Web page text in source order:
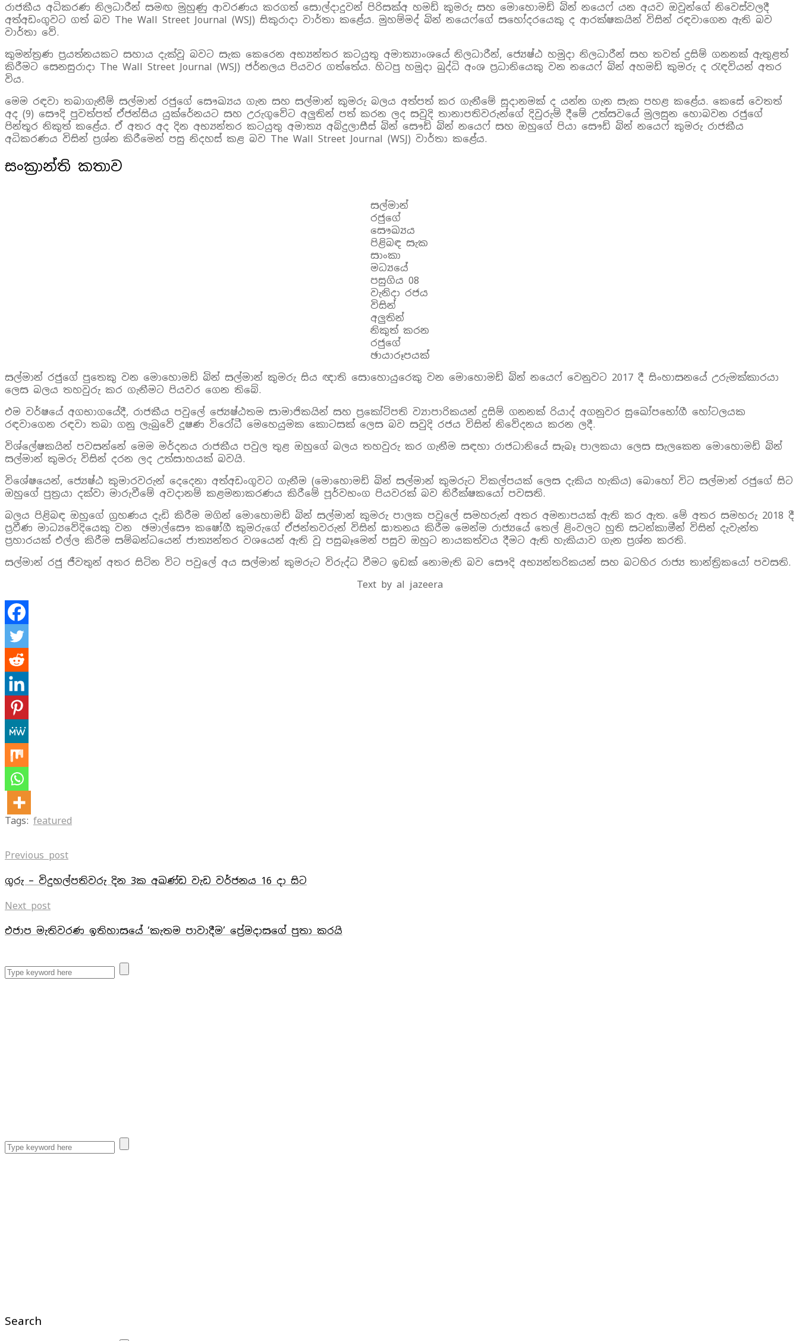
රාජකීය අධිකරණ නිලධාරීන් සමඟ මුහුණු ආවරණය කරගත් සොල්දාදුවන් පිරිසක්අ හමඩ් කුමරු සහ මොහොමඩ් බින් නයෙෆ් යන අයව ඔවුන්ගේ නිවෙස්වලදී
අත්අඩංගුවට ගත් බව The Wall Street Journal (WSJ) සිකුරාදා වාර්තා කළේය. මුහම්මද් බින් නයෙෆ්ගේ සහෝදරයෙකු ද ආරක්ෂකයින් විසින් රඳවාගෙන ඇති බව
වාර්තා වේ.
කුමන්ත්‍රණ ප්‍රයත්නයකට සහාය දැක්වූ බවට සැක කෙරෙන අභ්‍යන්තර කටයුතු අමාත්‍යාංශයේ නිලධාරීන්, ජ්‍යෙෂ්ඨ හමුදා නිලධාරීන් සහ තවත් දුසිම් ගනනක් ඇතුළත්
කිරීමට සෙනසුරාදා The Wall Street Journal (WSJ) ජර්නලය පියවර ගත්තේය. හිටපු හමුදා බුද්ධි අංශ ප්‍රධානියෙකු වන නයෙෆ් බින් අහමඩ් කුමරු ද රැඳවියන් අතර
විය.
මෙම රඳවා තබාගැනීම් සල්මාන් රජුගේ සෞඛ්‍යය ගැන සහ සල්මාන් කුමරු බලය අත්පත් කර ගැනීමේ සූදානමක් ද යන්න ගැන සැක පහළ කළේය. කෙසේ වෙතත්
අද (9) සෞදි පුවත්පත් ඒජන්සිය යුක්රේනයට සහ උරුගුවේට අලුතින් පත් කරන ලද සවුදි තානාපතිවරුන්ගේ දිවුරුම් දීමේ උත්සවයේ මුලසුන හොබවන රජුගේ
පින්තූර නිකුත් කළේය. ඒ අතර අද දින අභ්‍යන්තර කටයුතු අමාත්‍ය අබ්දුලාසීස් බින් සෞඩ් බින් නයෙෆ් සහ ඔහුගේ පියා සෞඩ් බින් නයෙෆ් කුමරු රාජකීය
අධිකරණය විසින් ප්‍රශ්න කිරීමෙන් පසු නිදහස් කළ බව The Wall Street Journal (WSJ) වාර්තා කළේය.
සංක්‍රාන්ති කතාව
සල්මාන්
රජුගේ
සෞඛ්‍යය
පිළිබඳ සැක
සාංකා
මධ්‍යයේ
පසුගිය 08
වැනිදා රජය
විසින්
අලුතින්
නිකුත් කරන
රජුගේ
ඡායාරූපයක්
සල්මාන් රජුගේ පුතෙකු වන මොහොමඩ් බින් සල්මාන් කුමරු සිය ඥාති සොහොයුරෙකු වන මොහොමඩ් බින් නයෙෆ් වෙනුවට 2017 දී සිංහාසනයේ උරුමක්කාරයා
ලෙස බලය තහවුරු කර ගැනීමට පියවර ගෙන තිබේ.
එම වර්ෂයේ අගභාගයේදී, රාජකීය පවුලේ ජ්‍යෙෂ්ඨතම සාමාජිකයින් සහ ප්‍රකෝටිපති ව්‍යාපාරිකයන් දුසිම් ගනනක් රියාද් අගනුවර සුඛෝපභෝගී හෝටලයක
රඳවාගෙන රඳවා තබා ගනු ලැබුවේ දූෂණ විරෝධී මෙහෙයුමක කොටසක් ලෙස බව සවුදි රජය විසින් නිවේදනය කරන ලදී.
විශ්ලේෂකයින් පවසන්නේ මෙම මර්දනය රාජකීය පවුල තුළ ඔහුගේ බලය තහවුරු කර ගැනීම සඳහා රාජධානියේ සැබෑ පාලකයා ලෙස සැලකෙන මොහොමඩ් බින්
සල්මාන් කුමරු විසින් දරන ලද උත්සාහයක් බවයි.
විශේෂයෙන්, ජ්‍යෙෂ්ඨ කුමාරවරුන් දෙදෙනා අත්අඩංගුවට ගැනීම (මොහොමඩ් බින් සල්මාන් කුමරුට විකල්පයක් ලෙස දැකිය හැකිය) බොහෝ විට සල්මාන් රජුගේ සිට
ඔහුගේ පුත්‍රයා දක්වා මාරුවීමේ අවදානම් කළමනාකරණය කිරීමේ පූර්වභංග පියවරක් බව නිරීක්ෂකයෝ පවසති.
බලය පිළිබඳ ඔහුගේ ග්‍රහණය දැඩි කිරීම මගින් මොහොමඩ් බින් සල්මාන් කුමරු පාලක පවුලේ සමහරුන් අතර අමනාපයක් ඇති කර ඇත. මේ අතර සමහරු 2018 දී
ප්‍රවීණ මාධ්‍යවේදියෙකු වන ඡමාල්සෞ කෂෝගී කුමරුගේ ඒජන්තවරුන් විසින් ඝාතනය කිරීම මෙන්ම රාජ්‍යයේ තෙල් ළිංවලට හුති සටන්කාමීන් විසින් දැවැන්ත
ප්‍රහාරයක් එල්ල කිරීම සම්බන්ධයෙන් ජාත්‍යන්තර වශයෙන් ඇති වූ පසුබෑමෙන් පසුව ඔහුට නායකත්වය දීමට ඇති හැකියාව ගැන ප්‍රශ්න කරති.
සල්මාන් රජු ජීවතුන් අතර සිටින විට පවුලේ අය සල්මාන් කුමරුට විරුද්ධ වීමට ඉඩක් නොමැති බව සෞදි අභ්‍යන්තරිකයන් සහ බටහිර රාජ්‍ය තාන්ත්‍රිකයෝ පවසති.
Text by al jazeera
Tags: featured
Previous post
ගුරු – විදුහල්පතිවරු දින 3ක අඛණ්ඩ වැඩ වර්ජනය 16 දා සිට
Next post
එජාප මැතිවරණ ඉතිහාසයේ ‘කැතම පාවාදීම’ පේ‍්‍රමදාසගේ පුතා කරයි
Search